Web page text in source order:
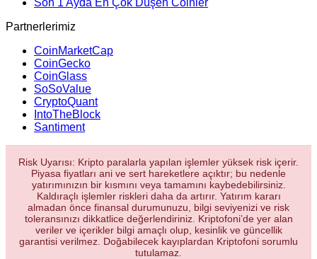
Partnerlerimiz
CoinMarketCap
CoinGecko
CoinGlass
SoSoValue
CryptoQuant
IntoTheBlock
Santiment
Risk Uyarısı: Kripto paralarla yapılan işlemler yüksek risk içerir.
Piyasa fiyatları ani ve sert hareketlere açıktır; bu nedenle
yatırımınızın bir kısmını veya tamamını kaybedebilirsiniz.
Kaldıraçlı işlemler riskleri daha da artırır. Yatırım kararı
almadan önce finansal durumunuzu, bilgi seviyenizi ve risk
toleransınızı dikkatlice değerlendiriniz. Kriptofoni’de yer alan
veriler ve içerikler bilgi amaçlı olup, kesinlik ve güncellik
garantisi verilmez. Doğabilecek kayıplardan Kriptofoni sorumlu
tutulamaz.